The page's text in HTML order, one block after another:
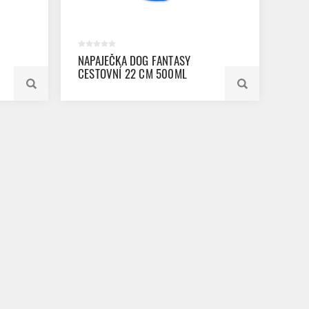
NAPAJEČKA DOG FANTASY
CESTOVNÍ 22 CM 500ML